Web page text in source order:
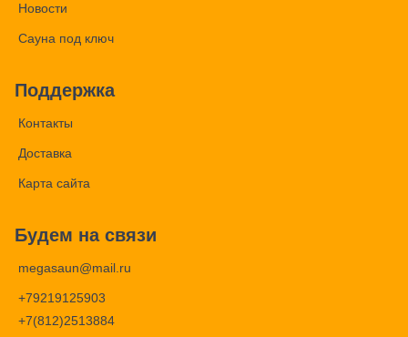
Новости
Сауна под ключ
Поддержка
Контакты
Доставка
Карта сайта
Будем на связи
megasaun@mail.ru
+79219125903
+7(812)2513884